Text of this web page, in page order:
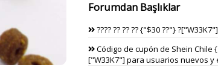
Forumdan Başlıklar
???? ?? ?? ?? {"$30 ??"} ?["W33K7"]
Código de cupón de Shein Chile
["W33K7"] para usuarios nuevos y